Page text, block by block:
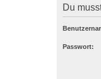
Du
Passwort: